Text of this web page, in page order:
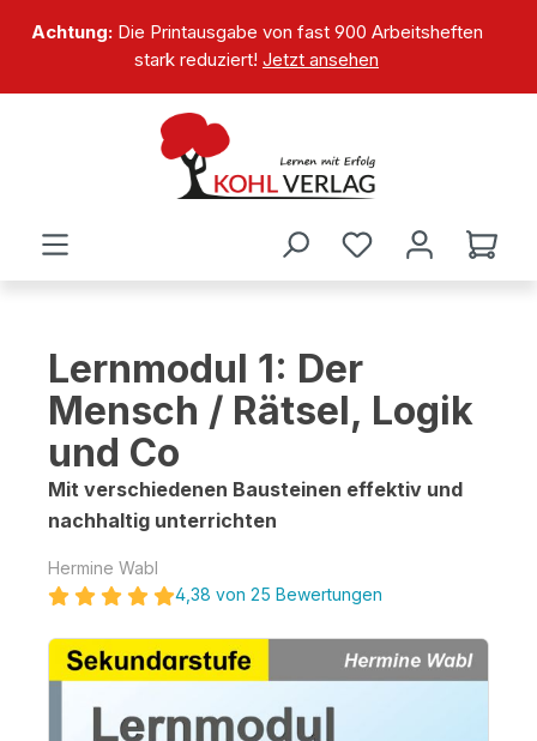
springen
Achtung:Die Printausgabe von fast 900 Arbeitsheften
stark reduziert! Jetzt ansehen
Lernmodul 1: Der
Mensch / Rätsel, Logik
und Co
Mit verschiedenen Bausteinen effektiv und
nachhaltig unterrichten
Hermine Wabl
4,38 von 25 Bewertungen
Bildergalerie überspringen